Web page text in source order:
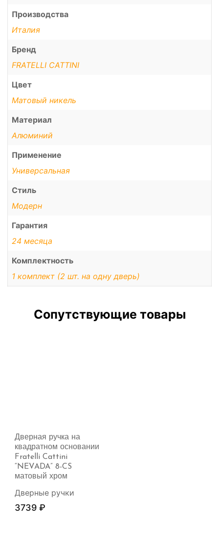
Производства
Италия
Бренд
FRATELLI CATTINI
Цвет
Матовый никель
Материал
Алюминий
Применение
Универсальная
Стиль
Модерн
Гарантия
24 месяца
Комплектность
1 комплект (2 шт. на одну дверь)
Сопутствующие товары
Дверная ручка на
квадратном основании
Fratelli Cattini
“NEVADA” 8-CS
матовый хром
Дверные ручки
3739 ₽